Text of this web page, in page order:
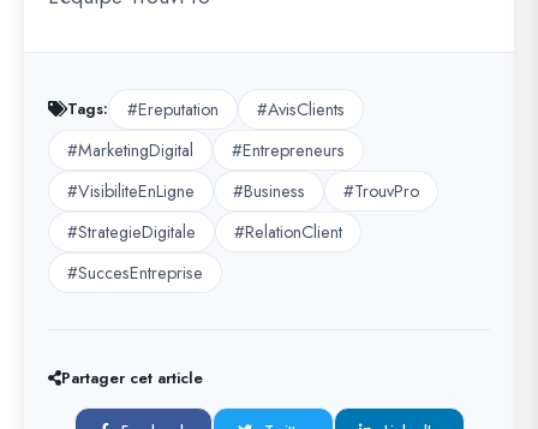
Tags: #Ereputation
#AvisClients
#MarketingDigital
#Entrepreneurs
#VisibiliteEnLigne
#Business
#TrouvPro
#StrategieDigitale
#RelationClient
#SuccesEntreprise
Partager cet article